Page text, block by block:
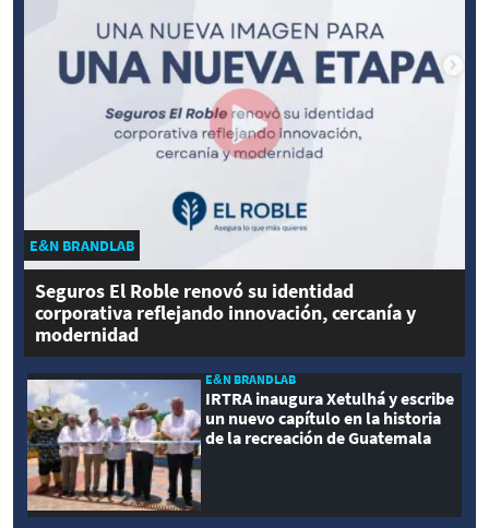
E&N BRANDLAB
Seguros El Roble renovó su identidad
corporativa reflejando innovación, cercanía y
modernidad
E&N BRANDLAB
IRTRA inaugura Xetulhá y escribe
un nuevo capítulo en la historia
de la recreación de Guatemala